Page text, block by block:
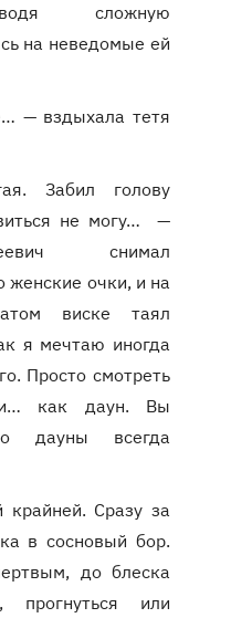
сложную
на неведомые ей
— вздыхала тетя
Забил голову
не могу… —
снимал
женские очки, и на
виске таял
я мечтаю иногда
Просто смотреть
как даун. Вы
дауны всегда
Сразу за
в сосновый бор.
до блеска
прогнуться или